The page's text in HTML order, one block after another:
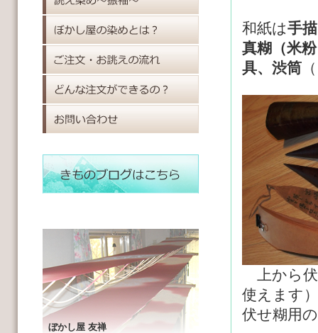
ぼかし屋 友禅
和紙は手
真糊（米
具、渋筒
上から伏
使えます）
伏せ糊用